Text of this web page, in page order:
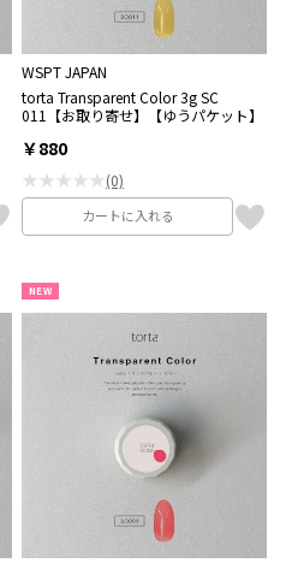
WSPT JAPAN
torta Transparent Color 3g SC
011【お取り寄せ】【ゆうパケット】
￥880
★★★★★(0)
カートに入れる
NEW